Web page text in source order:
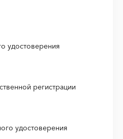
удостоверения
регистрации
удостоверения